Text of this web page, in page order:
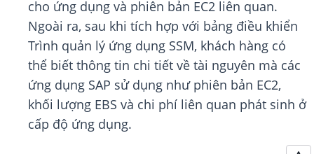
cho ứng dụng và phiên bản EC2 liên quan.
Ngoài ra, sau khi tích hợp với bảng điều khiển
Trình quản lý ứng dụng SSM, khách hàng có
thể biết thông tin chi tiết về tài nguyên mà các
ứng dụng SAP sử dụng như phiên bản EC2,
khối lượng EBS và chi phí liên quan phát sinh ở
cấp độ ứng dụng.